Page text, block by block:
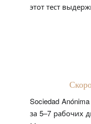
этот тест
Sociedad
за 5–7 рабочих